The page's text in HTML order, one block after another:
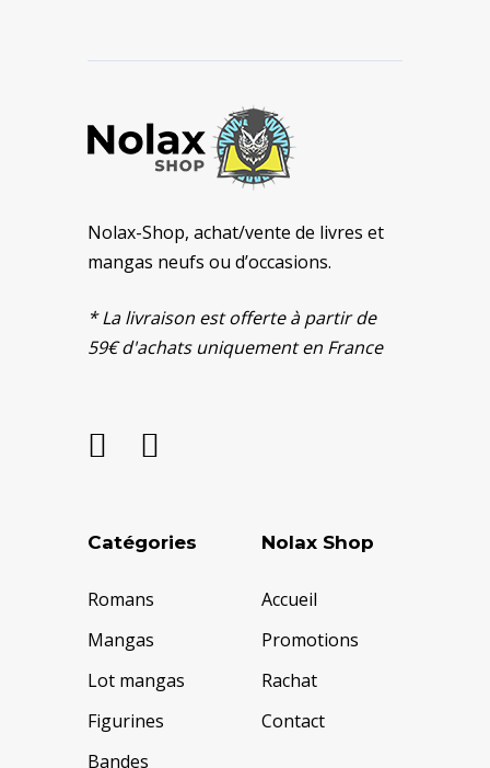
Nolax-Shop, achat/vente de livres et
mangas neufs ou d’occasions.
* La livraison est offerte à partir de
59€ d'achats uniquement en France
Catégories
Romans
Mangas
Lot mangas
Figurines
Bandes
Nolax Shop
Accueil
Promotions
Rachat
Contact